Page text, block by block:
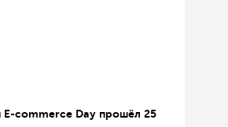
E-commerce Day прошёл 25